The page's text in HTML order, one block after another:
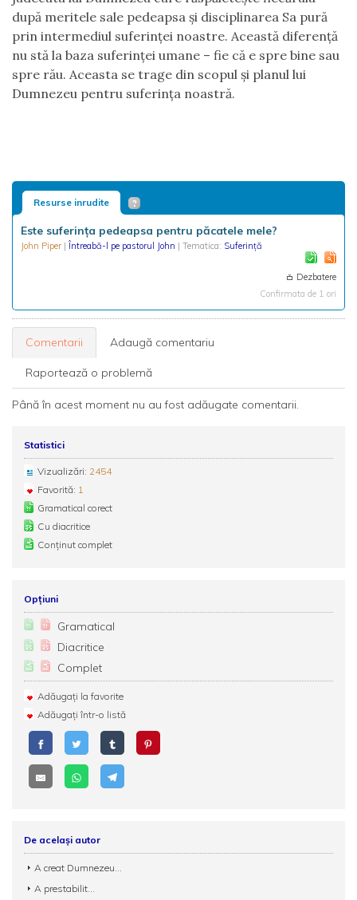
după meritele sale pedeapsa și disciplinarea Sa pură
prin intermediul suferinței noastre. Această diferență
nu stă la baza suferinței umane – fie că e spre bine sau
spre rău. Aceasta se trage din scopul și planul lui
Dumnezeu pentru suferința noastră.
Resurse inrudite
Este suferința pedeapsa pentru păcatele mele?
John Piper | Întreabă-l pe pastorul John | Tematica: Suferință
Dezbatere
Confirmata de 1 ori
Comentarii Adaugă comentariu
Raportează o problemă
Până în acest moment nu au fost adăugate comentarii.
Statistici
Vizualizări: 2454
Favorită: 1
Gramatical corect
Cu diacritice
Conținut complet
Opțiuni
Gramatical
Diacritice
Complet
Adăugați la favorite
Adăugați într-o listă
De același autor
A creat Dumnezeu...
A prestabilit...